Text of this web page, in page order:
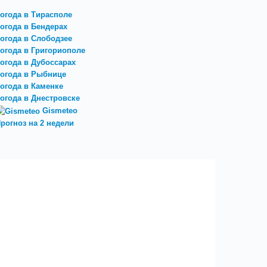
в Тирасполе
в Бендерах
в Слободзее
в Григориополе
в Дубоссарах
в Рыбнице
в Каменке
в Днестровске
Gismeteo
на 2 недели